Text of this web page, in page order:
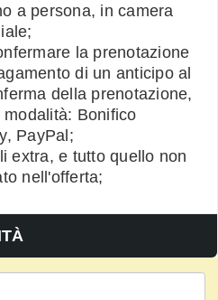
a persona, in camera
la prenotazione
di un anticipo al
della prenotazione,
Bonifico
PayPal;
extra, e tutto quello non
nell'offerta;